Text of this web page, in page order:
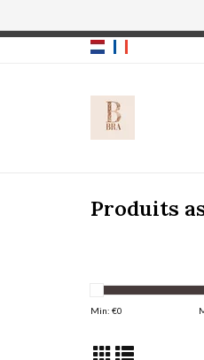
Produits
Min: €0